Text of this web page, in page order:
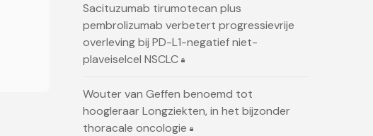
Sacituzumab tirumotecan plus
pembrolizumab verbetert progressievrije
overleving bij PD-L1-negatief niet-
plaveiselcel NSCLC
Wouter van Geffen benoemd tot
hoogleraar Longziekten, in het bijzonder
thoracale oncologie